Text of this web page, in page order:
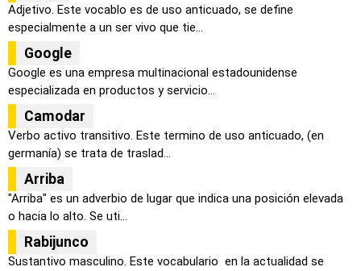
Adjetivo. Este vocablo es de uso anticuado, se define
especialmente a un ser vivo que tie...
Google
Google es una empresa multinacional estadounidense
especializada en productos y servicio...
Camodar
Verbo activo transitivo. Este termino de uso anticuado, (en
germanía) se trata de traslad...
Arriba
"Arriba" es un adverbio de lugar que indica una posición elevada
o hacia lo alto. Se uti...
Rabijunco
Sustantivo masculino. Este vocabulario en la actualidad se